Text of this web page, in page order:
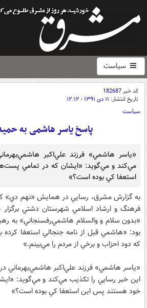
سیاست
کد خبر182687
تاریخ انتشار: ۱۱ دی ۱۳۹۱ - ۱۲:۱۲
سیاست
پاسخ یاسر هاشمی به
«ياسر هاشمي» فرزند علي‌اکبر
مي‌کند و مي‌گويد: «ايشان که در تمامي
استعفا کي بوده است؟»
به گزارش مشرق، رسايي در همايش «نهم دي» که
فرهنگ و ارشاد اسلامي شهرستان دشتي برگزار
«بدون سلام و والسلام هاشمي‌رفسنجاني» به
بود: «هاشمي قبل از نامه جنجالي استعفا
که دود احزاب و برخي از مردم را مي‌بينم.»
«ياسر هاشمي» فرزند علي‌اکبر هاشمي‌بهرماني در
اين خبر رسايي را تکذيب مي‌کند و مي‌گويد:
خود هستند پس اين استعفا کي بوده است؟»